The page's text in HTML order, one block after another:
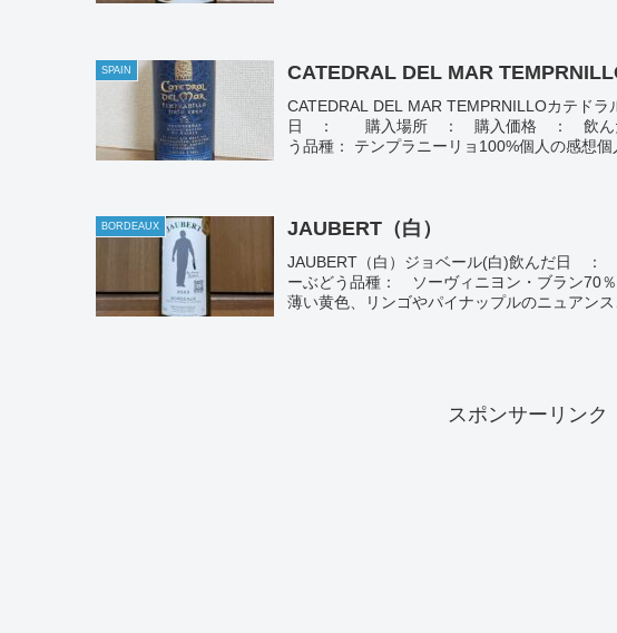
SPAIN CATEDRAL DEL MAR
CATEDRAL DEL MAR TEMPRNILLOカテド
日 ： 購入場所 ： 購入価格 ： 飲ん
う品種： テンプラニーリョ100%個人の感想個
BORDEAUX JAUBERT（白）
JAUBERT（白）ジョベール(白)飲んだ日
ーぶどう品種： ソーヴィニヨン・ブラン70
薄い黄色、リンゴやパイナップルのニュアン
スポンサーリンク